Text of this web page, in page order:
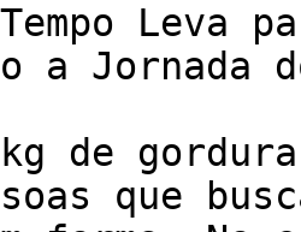
Leva
a Jornada
que